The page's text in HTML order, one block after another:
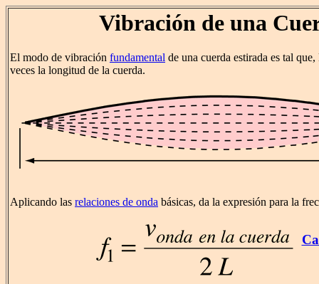
Vibración de una
El modo de vibración fundamental de una cuerda estirada es tal
veces la longitud de la cuerda.
Aplicando las relaciones de onda básicas, da la expresión para la